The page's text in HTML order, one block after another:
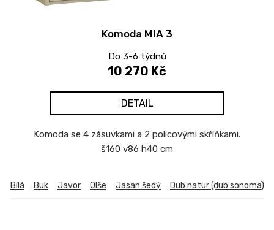
Komoda MIA 3
Do 3-6 týdnů
10 270 Kč
DETAIL
Komoda se 4 zásuvkami a 2 policovými skříňkami.
š160 v86 h40 cm
Bílá Buk Javor Olše Jasan šedý Dub natur (dub sonoma)